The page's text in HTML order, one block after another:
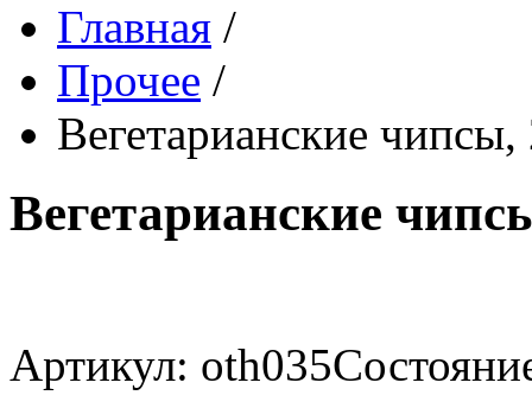
Главная /
Прочее /
Вегетарианские чипсы,
Вегетарианские
Артикул: oth035